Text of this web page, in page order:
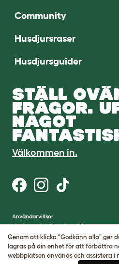
Community
Husdjursraser
Husdjursguider
STÄLL
FRÅGOR.
NÅGOT
Välkommen in.
Användarvillkor
Cookies och sekretesspolicy
Cookie Settings
Webbplatskarta
Genom att klicka "Godkänn alla" ger
lagras på din enhet för att förbättra
webbplatsen används och assistera i